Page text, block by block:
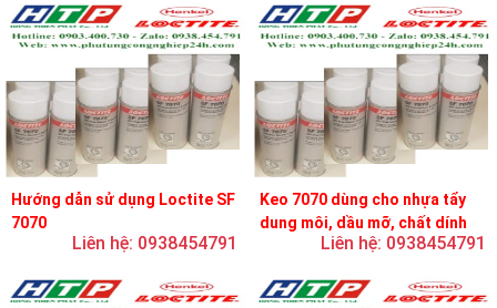
Hướng dẫn sử dụng Loctite SF
7070
Liên hệ: 0938454791
Keo 7070 dùng cho nhựa tẩy
dung môi, dầu mỡ, chất dính
và chất bôi trơnLiên hệ: 0938454791